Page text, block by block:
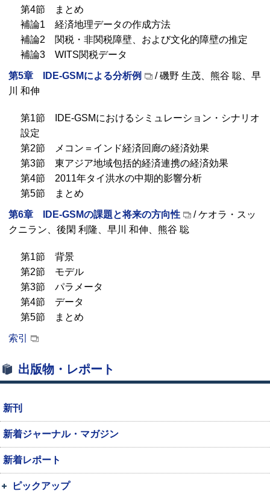
第4節 まとめ
補論1 経済地理データの作成方法
補論2 関税・非関税障壁、および文化的障壁の推定
補論3 WITS関税データ
第5章 IDE-GSMによる分析例
/ 磯野 生茂、熊谷 聡、早
川 和伸
第1節 IDE-GSMにおけるシミュレーション・シナリオ
設定
第2節 メコン＝インド経済回廊の経済効果
第3節 東アジア地域包括的経済連携の経済効果
第4節 2011年タイ洪水の中期的影響分析
第5節 まとめ
第6章 IDE-GSMの課題と将来の方向性
/ ケオラ・スッ
クニラン、後閑 利隆、早川 和伸、熊谷 聡
第1節 背景
第2節 モデル
第3節 パラメータ
第4節 データ
第5節 まとめ
索引
出版物・レポート
新刊
新着ジャーナル・マガジン
新着レポート
ピックアップ